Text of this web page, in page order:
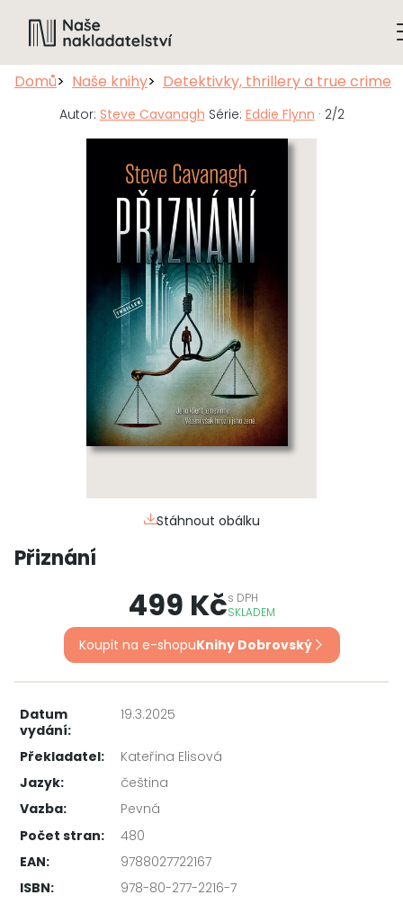
Domů Naše knihy Detektivky, thrillery a true crime
Autor: Steve Cavanagh Série: Eddie Flynn · 2/2
Stáhnout obálku
Přiznání
499 Kčs DPH
SKLADEM
Koupit na e-shopuKnihy Dobrovský
Datum
vydání:
19.3.2025
Překladatel:
Kateřina Elisová
Jazyk:
čeština
Vazba:
Pevná
Počet stran:
480
EAN:
9788027722167
ISBN:
978-80-277-2216-7